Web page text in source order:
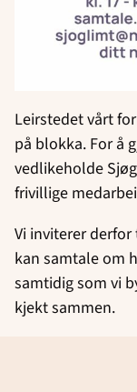
Leirstedet vårt
på blokka. For å
vedlikeholde
frivillige
Vi inviterer
kan samtale om
samtidig som vi
kjekt sammen.